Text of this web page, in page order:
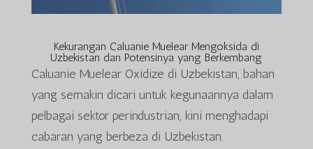
Kekurangan Caluanie Muelear Mengoksida di
Uzbekistan dan Potensinya yang Berkembang
Caluanie Muelear Oxidize di Uzbekistan, bahan
yang semakin dicari untuk kegunaannya dalam
pelbagai sektor perindustrian, kini menghadapi
cabaran yang berbeza di Uzbekistan.